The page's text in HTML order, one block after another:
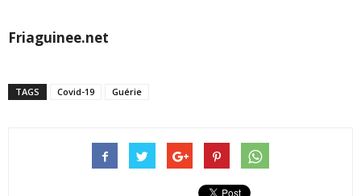
Friaguinee.net
TAGS Covid-19 Guérie